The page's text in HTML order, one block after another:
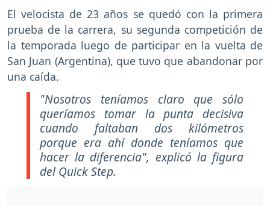
El velocista de 23 años se quedó con la primera
prueba de la carrera, su segunda competición de
la temporada luego de participar en la vuelta de
San Juan (Argentina), que tuvo que abandonar por
una caída.
"Nosotros teníamos claro que sólo
queríamos tomar la punta decisiva
cuando faltaban dos kilómetros
porque era ahí donde teníamos que
hacer la diferencia", explicó la figura
del Quick Step.